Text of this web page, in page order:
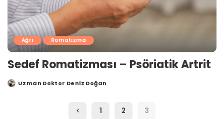
Ağrı Romatizma
Sedef Romatizması – Psöriatik Artrit
PostedUzman Doktor Deniz Doğan
1 2 3